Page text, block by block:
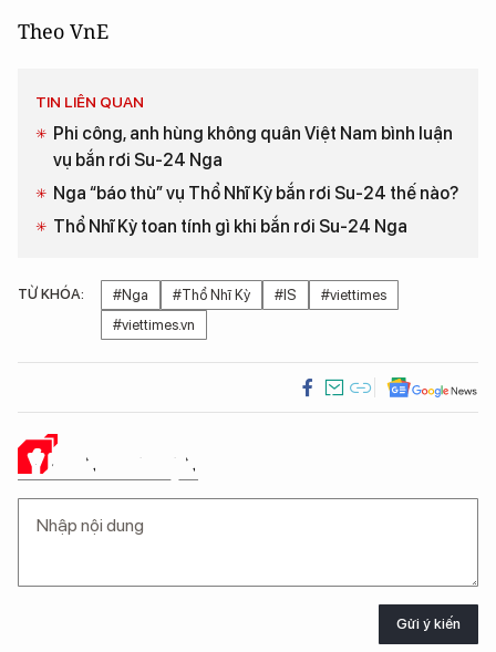
Theo VnE
TIN LIÊN QUAN
Phi công, anh hùng không quân Việt Nam bình luận
vụ bắn rơi Su-24 Nga
Nga “báo thù” vụ Thổ Nhĩ Kỳ bắn rơi Su-24 thế nào?
Thổ Nhĩ Kỳ toan tính gì khi bắn rơi Su-24 Nga
TỪ KHÓA: #Nga #Thổ Nhĩ Kỳ #IS
#viettimes
#viettimes.vn
Ý KIẾN CỦA BẠN
Gửi ý kiến